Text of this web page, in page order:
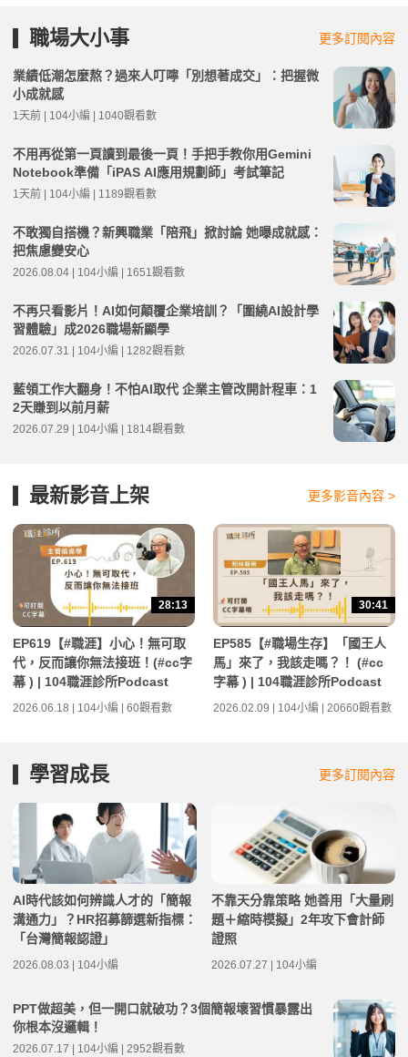
職場大小事 更多訂閱內容
業績低潮怎麼熬？過來人叮嚀「別想著成交」：把握微
小成就感
1天前 | 104小編 | 1040觀看數
不用再從第一頁讀到最後一頁！手把手教你用Gemini
Notebook準備「iPAS AI應用規劃師」考試筆記
1天前 | 104小編 | 1189觀看數
不敢獨自搭機？新興職業「陪飛」掀討論 她曝成就感：
把焦慮變安心
2026.08.04 | 104小編 | 1651觀看數
不再只看影片！AI如何顛覆企業培訓？「圍繞AI設計學
習體驗」成2026職場新顯學
2026.07.31 | 104小編 | 1282觀看數
藍領工作大翻身！不怕AI取代 企業主管改開計程車：1
2天賺到以前月薪
2026.07.29 | 104小編 | 1814觀看數
最新影音上架 更多影音內容 >
28:13
EP619【#職涯】小心！無可取
代，反而讓你無法接班！(#cc字
幕 ) | 104職涯診所Podcast
2026.06.18 | 104小編 | 60觀看數
30:41
EP585【#職場生存】「國王人
馬」來了，我該走嗎？！ (#cc
字幕 ) | 104職涯診所Podcast
2026.02.09 | 104小編 | 20660觀看數
學習成長 更多訂閱內容
AI時代該如何辨識人才的「簡報
溝通力」？HR招募篩選新指標：
「台灣簡報認證」
2026.08.03 | 104小編
不靠天分靠策略 她善用「大量刷
題＋縮時模擬」2年攻下會計師
證照
2026.07.27 | 104小編
PPT做超美，但一開口就破功？3個簡報壞習慣暴露出
你根本沒邏輯！
2026.07.17 | 104小編 | 2952觀看數